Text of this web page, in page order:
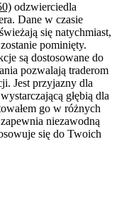
odzwierciedla
Dane w czasie
się natychmiast,
pominięty.
są dostosowane do
pozwalają traderom
Jest przyjazny dla
głębią dla
go w różnych
niezawodną
się do Twoich